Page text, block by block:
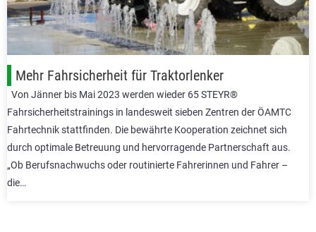
Mehr Fahrsicherheit für Traktorlenker
Von Jänner bis Mai 2023 werden wieder 65 STEYR®
Fahrsicherheitstrainings in landesweit sieben Zentren der ÖAMTC
Fahrtechnik stattfinden. Die bewährte Kooperation zeichnet sich
durch optimale Betreuung und hervorragende Partnerschaft aus.
„Ob Berufsnachwuchs oder routinierte Fahrerinnen und Fahrer –
die…